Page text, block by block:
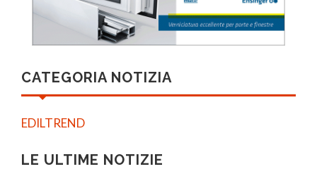
CATEGORIA NOTIZIA
EDILTREND
LE ULTIME NOTIZIE